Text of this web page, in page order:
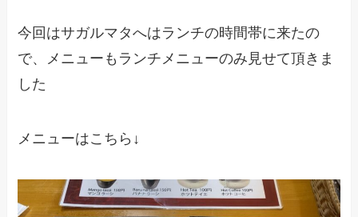
今回はサガルマタへはランチの時間帯に来たの
で、メニューもランチメニューのみ見せて頂きま
した
メニューはこちら↓